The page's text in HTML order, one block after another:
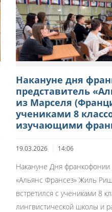
Накануне дня
представитель
из Марселя
учениками 8
изучающими
19.03.2026 14:06
Накануне Дня франкофонии
«Альянс Франсез» Жиль
встретился с учениками 8
лингвистической школы и